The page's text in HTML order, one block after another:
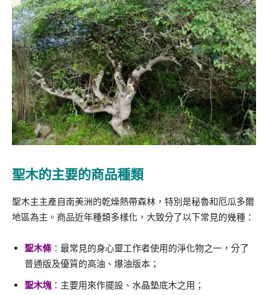
聖木的主要的商品種類
聖木主主產自南美洲的乾燥熱帶森林，特別是秘魯和厄瓜多爾
地區為主。商品近年種類多樣化，大致分了以下常見的幾種：
聖木條 ：最常見的身心靈工作者使用的淨化物之一，分了
普通版及優質的高油、爆油版本；
聖木塊：主要用來作擺設、水晶墊底木之用；